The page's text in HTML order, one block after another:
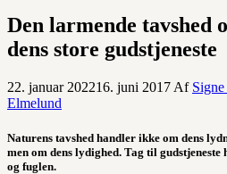
Den larmende tavshed
dens store gudstjeneste
22. januar 202216. juni 2017 Af
Elmelund
Naturens tavshed handler ikke om dens
men om dens lydighed. Tag til gudstjeneste
og fuglen.